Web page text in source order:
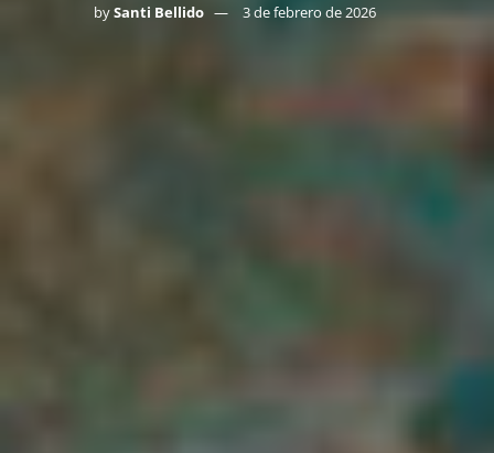
bySanti Bellido 3 de febrero de 2026